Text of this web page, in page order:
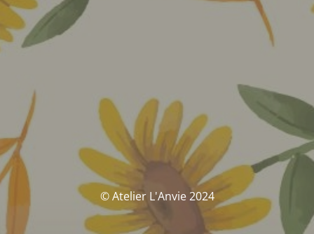
© Atelier L'Anvie 2024